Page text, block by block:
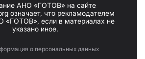
АНО «ГОТОВ» на сайте
означает, что рекламодателем
«ГОТОВ», если в материалах не
указано иное.
о персональных данных